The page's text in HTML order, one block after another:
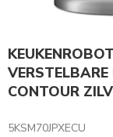
CONTOUR
5KSM70JPXECU